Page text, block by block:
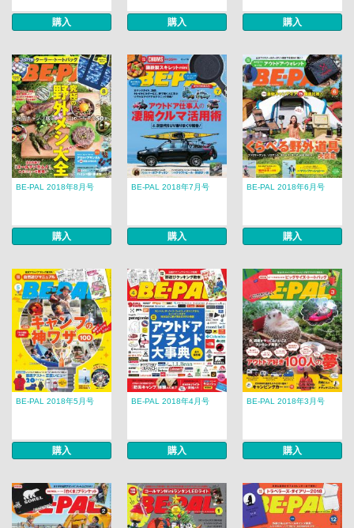
購入 購入 購入
BE-PAL 2018年8月号
購入
BE-PAL 2018年7月号
購入
BE-PAL 2018年6月号
購入
BE-PAL 2018年5月号
購入
BE-PAL 2018年4月号
購入
BE-PAL 2018年3月号
購入